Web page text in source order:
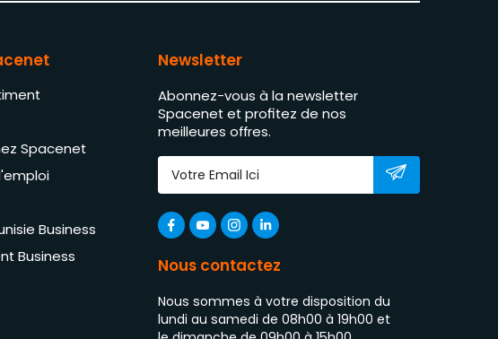
Spacenet
Business
Business
Newsletter
Abonnez-vous à la newsletter
Spacenet et profitez de nos
meilleures offres.
Nous contactez
Nous sommes à votre disposition du
lundi au samedi de 08h00 à 19h00 et